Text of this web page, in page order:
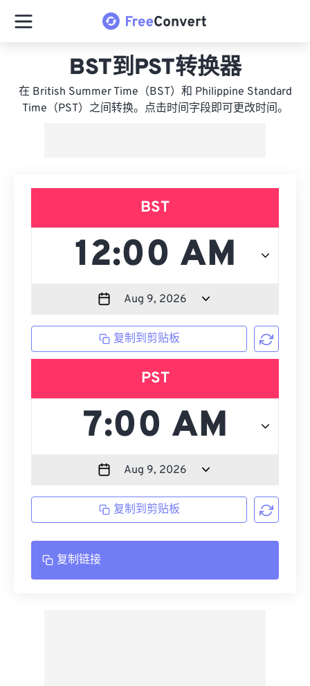
BST到PST转换器
在 British Summer Time（BST）和 Philippine Standard
Time（PST）之间转换。点击时间字段即可更改时间。
BST
复制到剪贴板
PST
复制到剪贴板
复制链接